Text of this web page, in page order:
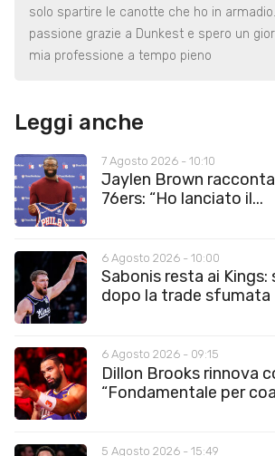
solo spartire le canotte che ho in
passione grazie a Dunkest e spero un
mia professione a tempo pieno
Leggi anche
7 Agosto 2026 - 10:10
Jaylen Brown
76ers: “Ho lanciato il...
6 Agosto 2026 - 10:00
Sabonis resta ai
dopo la trade sfumata
6 Agosto 2026 - 09:15
Dillon Brooks rinnova
“Fondamentale per
5 Agosto 2026 - 15:49